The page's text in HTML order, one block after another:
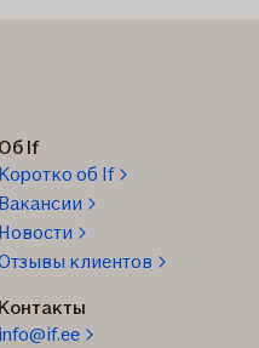
Об If
Коротко об If
Вакансии
Новости
клиентов
Контакты
info@if.ee